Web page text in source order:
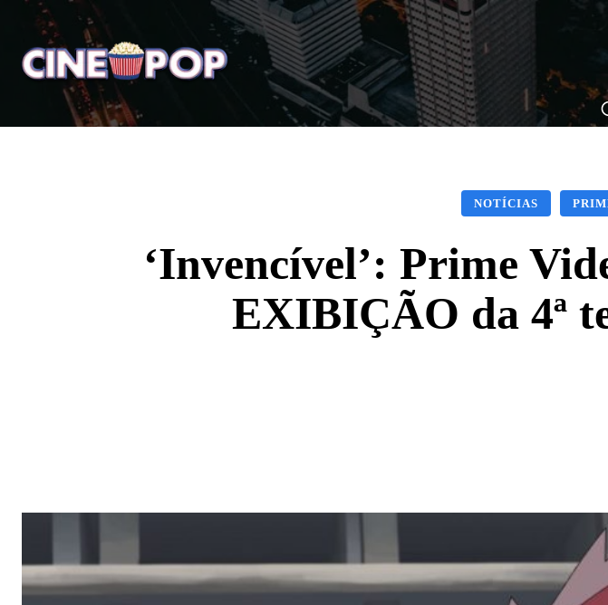
Home Notícias Críticas Breve Nos Cinemas
NOTÍCIAS
‘Invencível’: Prime
EXIBIÇÃO da 4ª